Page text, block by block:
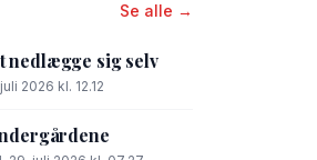
Se alle →
nedlægge sig selv
2026 kl. 12.12